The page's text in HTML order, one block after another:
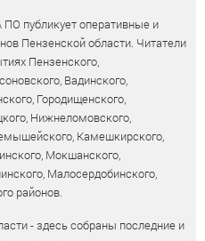
публикует оперативные и
Пензенской области. Читатели
Пензенского,
Вадинского,
Городищенского,
Нижнеломовского,
Камешкирского,
Мокшанского,
Малосердобинского,
районов.
- здесь собраны последние и